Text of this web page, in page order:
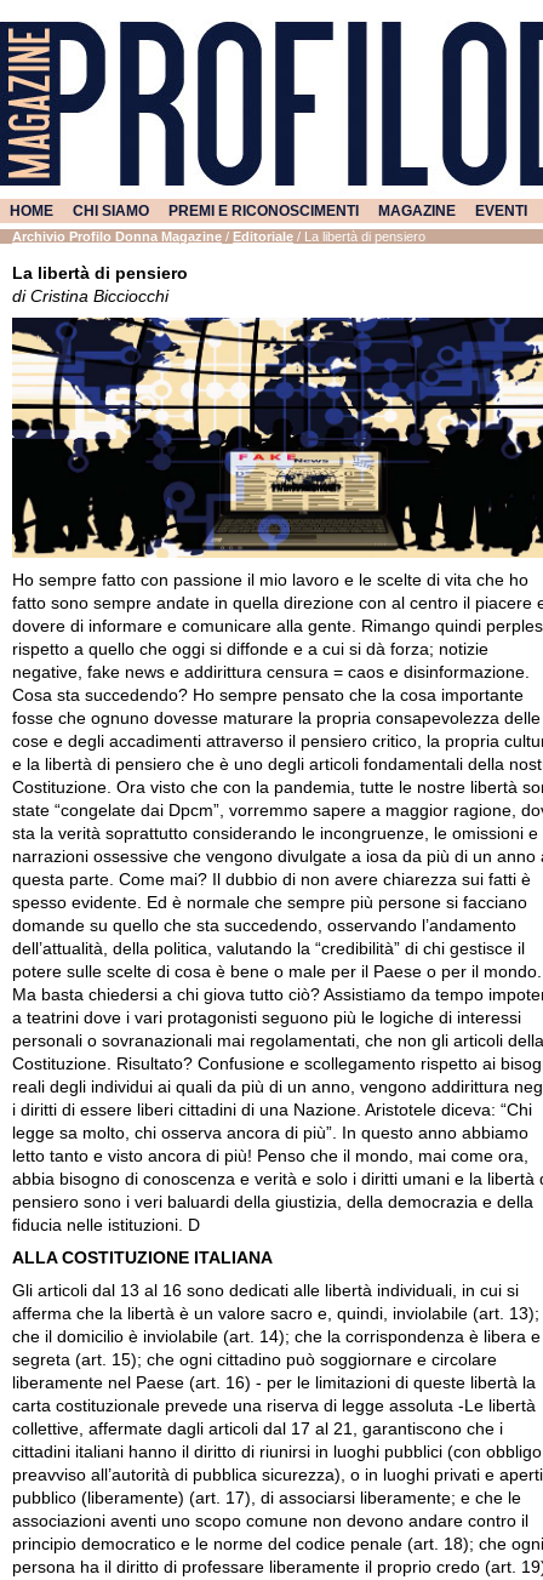
HOME CHI SIAMO PREMI E RICONOSCIMENTI MAGAZINE EVENTI
Archivio Profilo Donna Magazine / Editoriale / La libertà di pensiero
La libertà di pensiero
di Cristina Bicciocchi
Ho sempre fatto con passione il mio lavoro e le scelte di vita che ho
fatto sono sempre andate in quella direzione con al centro il piacere
dovere di informare e comunicare alla gente. Rimango quindi
rispetto a quello che oggi si diffonde e a cui si dà forza; notizie
negative, fake news e addirittura censura = caos e disinformazione.
Cosa sta succedendo? Ho sempre pensato che la cosa importante
fosse che ognuno dovesse maturare la propria consapevolezza delle
cose e degli accadimenti attraverso il pensiero critico, la propria
e la libertà di pensiero che è uno degli articoli fondamentali della
Costituzione. Ora visto che con la pandemia, tutte le nostre libertà
state “congelate dai Dpcm”, vorremmo sapere a maggior ragione,
sta la verità soprattutto considerando le incongruenze, le omissioni e
narrazioni ossessive che vengono divulgate a iosa da più di un anno
questa parte. Come mai? Il dubbio di non avere chiarezza sui fatti è
spesso evidente. Ed è normale che sempre più persone si facciano
domande su quello che sta succedendo, osservando l’andamento
dell’attualità, della politica, valutando la “credibilità” di chi gestisce il
potere sulle scelte di cosa è bene o male per il Paese o per il mondo.
Ma basta chiedersi a chi giova tutto ciò? Assistiamo da tempo
a teatrini dove i vari protagonisti seguono più le logiche di interessi
personali o sovranazionali mai regolamentati, che non gli articoli della
Costituzione. Risultato? Confusione e scollegamento rispetto ai
reali degli individui ai quali da più di un anno, vengono addirittura
i diritti di essere liberi cittadini di una Nazione. Aristotele diceva: “Chi
legge sa molto, chi osserva ancora di più”. In questo anno abbiamo
letto tanto e visto ancora di più! Penso che il mondo, mai come ora,
abbia bisogno di conoscenza e verità e solo i diritti umani e la libertà
pensiero sono i veri baluardi della giustizia, della democrazia e della
fiducia nelle istituzioni. D
ALLA COSTITUZIONE ITALIANA
Gli articoli dal 13 al 16 sono dedicati alle libertà individuali, in cui si
afferma che la libertà è un valore sacro e, quindi, inviolabile (art. 13);
che il domicilio è inviolabile (art. 14); che la corrispondenza è libera e
segreta (art. 15); che ogni cittadino può soggiornare e circolare
liberamente nel Paese (art. 16) - per le limitazioni di queste libertà la
carta costituzionale prevede una riserva di legge assoluta -Le libertà
collettive, affermate dagli articoli dal 17 al 21, garantiscono che i
cittadini italiani hanno il diritto di riunirsi in luoghi pubblici (con
preavviso all’autorità di pubblica sicurezza), o in luoghi privati e
pubblico (liberamente) (art. 17), di associarsi liberamente; e che le
associazioni aventi uno scopo comune non devono andare contro il
principio democratico e le norme del codice penale (art. 18); che ogni
persona ha il diritto di professare liberamente il proprio credo (art.